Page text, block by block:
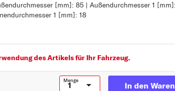
[mm]: 85 | Außendurchmesser 1 [mm]:
1 [mm]: 18
72
[mm]: 19
1 [mm]: 18
des Artikels für Ihr Fahrzeug.
Menge
In den